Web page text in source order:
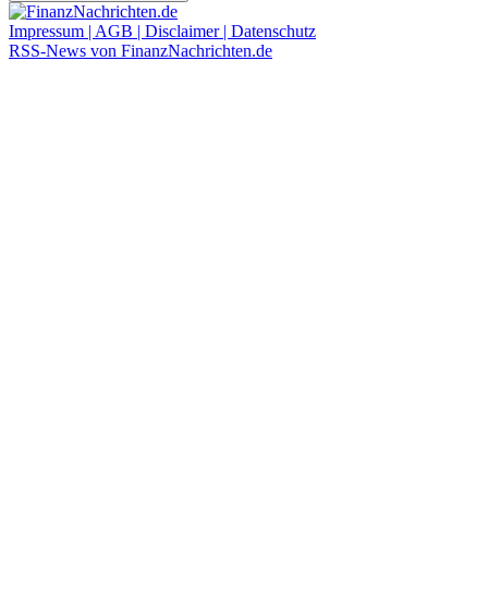
Impressum | AGB | Disclaimer | Datenschutz
RSS-News von FinanzNachrichten.de